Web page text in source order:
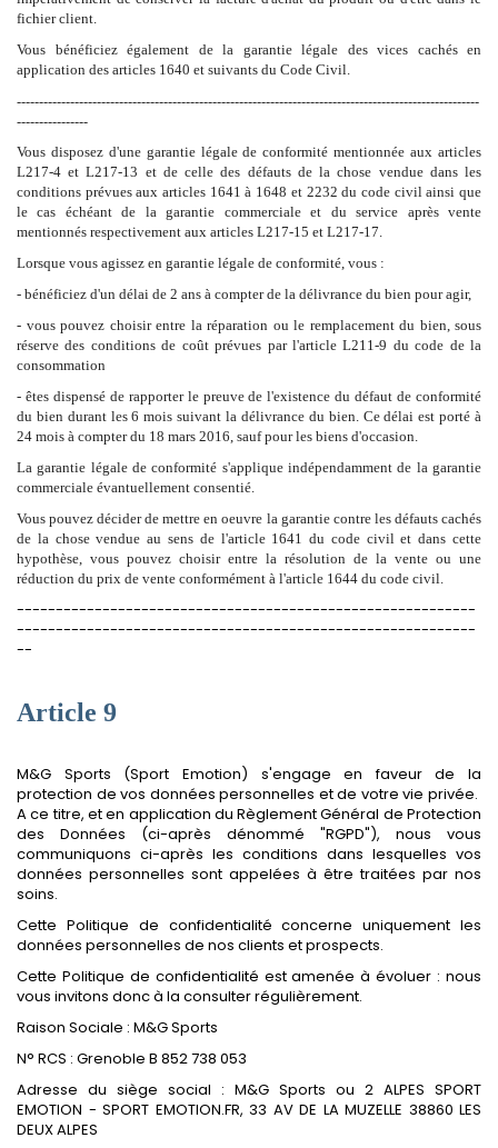
fichier client.
Vous bénéficiez également de la garantie légale des vices cachés en
application des articles 1640 et suivants du Code Civil.
­--------------------------------------------------------------------------------------------------------
----------------
Vous disposez d'une garantie légale de conformité mentionnée aux articles
L217-4 et L217-13 et de celle des défauts de la chose vendue dans les
conditions prévues aux articles 1641 à 1648 et 2232 du code civil ainsi que
le cas échéant de la garantie commerciale et du service après vente
mentionnés respectivement aux articles L217-15 et L217-17.
Lorsque vous agissez en garantie légale de conformité, vous :
- bénéficiez d'un délai de 2 ans à compter de la délivrance du bien pour agir,
- vous pouvez choisir entre la réparation ou le remplacement du bien, sous
réserve des conditions de coût prévues par l'article L211-9 du code de la
consommation
- êtes dispensé de rapporter le preuve de l'existence du défaut de conformité
du bien durant les 6 mois suivant la délivrance du bien. Ce délai est porté à
24 mois à compter du 18 mars 2016, sauf pour les biens d'occasion.
La garantie légale de conformité s'applique indépendamment de la garantie
commerciale évantuellement consentié.
Vous pouvez décider de mettre en oeuvre la garantie contre les défauts cachés
de la chose vendue au sens de l'article 1641 du code civil et dans cette
hypothèse, vous pouvez choisir entre la résolution de la vente ou une
réduction du prix de vente conformément à l'article 1644 du code civil.
-----------------------------------------------------------
-----------------------------------------------------------
--
Article 9
M&G Sports (Sport Emotion) s'engage en faveur de la
protection de vos données personnelles et de votre vie privée.
A ce titre, et en application du Règlement Général de Protection
des Données (ci-après dénommé "RGPD"), nous vous
communiquons ci-après les conditions dans lesquelles vos
données personnelles sont appelées à être traitées par nos
soins.
Cette Politique de confidentialité concerne uniquement les
données personnelles de nos clients et prospects.
Cette Politique de confidentialité est amenée à évoluer : nous
vous invitons donc à la consulter régulièrement.
Raison Sociale : M&G Sports
N° RCS : Grenoble B 852 738 053
Adresse du siège social : M&G Sports ou 2 ALPES SPORT
EMOTION - SPORT EMOTION.FR, 33 AV DE LA MUZELLE 38860 LES
DEUX ALPES